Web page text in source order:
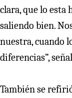
clara, que lo esta
saliendo bien.
nuestra, cuando
diferencias”,
También se